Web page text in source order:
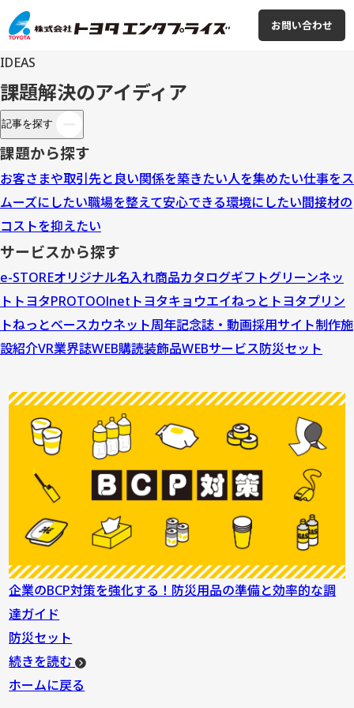
お問い合わせ
IDEAS
課題解決のアイディア
記事を探す
課題から探す
お客さまや取引先と良い関係を築きたい人を集めたい仕事をス
ムーズにしたい職場を整えて安心できる環境にしたい間接材の
コストを抑えたい
サービスから探す
e-STOREオリジナル名入れ商品カタログギフトグリーンネッ
ト トヨタPROTOOlnet トヨタキョウエイねっと トヨタプリン
トねっとベースカウネット周年記念誌・動画採用サイト制作施
設紹介VR業界誌WEB購読装飾品WEBサービス防災セット
企業のBCP対策を強化する！防災用品の準備と効率的な調
達ガイド
防災セット
続きを読む
ホームに戻る